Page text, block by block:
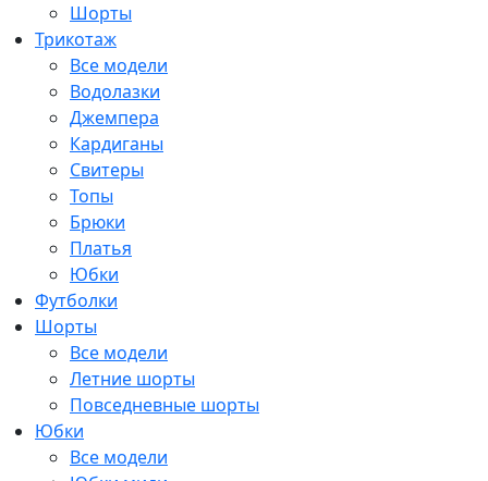
Шорты
Трикотаж
Все модели
Водолазки
Джемпера
Кардиганы
Свитеры
Топы
Брюки
Платья
Юбки
Футболки
Шорты
Все модели
Летние шорты
Повседневные шорты
Юбки
Все модели